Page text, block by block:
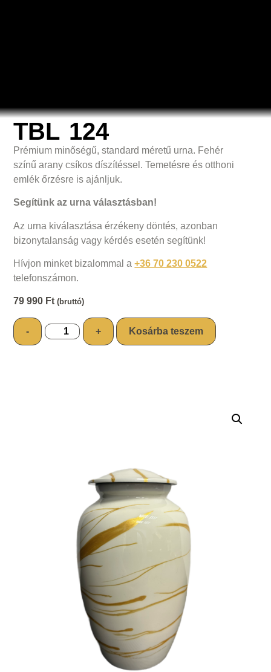
TBL 124
Prémium minőségű, standard méretű urna. Fehér
színű arany csíkos díszítéssel. Temetésre és otthoni
emlék őrzésre is ajánljuk.
Segítünk az urna választásban!
Az urna kiválasztása érzékeny döntés, azonban
bizonytalanság vagy kérdés esetén segítünk!
Hívjon minket bizalommal a+36 70 230 0522
telefonszámon.
79 990 Ft (bruttó)
- + Kosárba teszem